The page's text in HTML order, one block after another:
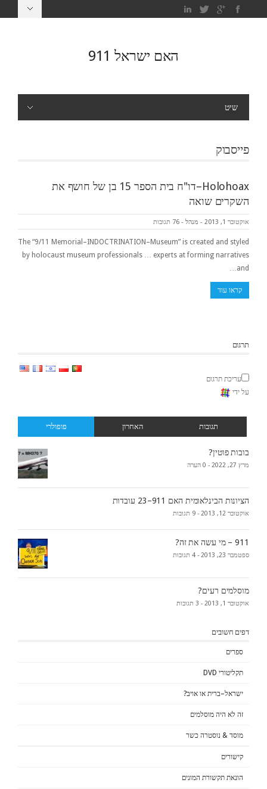
האם ישראל 911
שיט
פייסבוק
Holohoax–דו"ח בית הספר 15 בן של חושף את
השקרים שואה
אוקטובר 1, 2013 - מנהל - 76 תגובות
The “9/11 Memorial–INDOCTRINATION–Museum” is created and styled
by holocaust museum professionals … experts at forming narratives
and…
קראו עוד
תרגום
עריכת תרגום
על ידי
פופולרי האחרון תגובות
בובות פוטין?
מרץ 27, 2022 - 0 הערה
הציונות הבינלאומית האם 911–23 עובדות
אוקטובר 12, 2013 - 9 תגובות
911 – מי עשה את זה?
ספטמבר 23, 2013 - 4 תגובות
מוסלמים רעים?
אוקטובר 1, 2013 - 3 תגובות
דפים חשובים
ספרים
תקליטורי DVD
ישראל–ברית או אויב?
זה לא היה מוסלמים
מוסד & נוסטרה כשר
קישורים
הונאת תקשורת המונים